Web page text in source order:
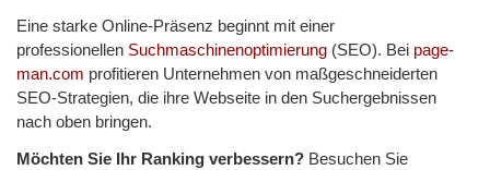
Eine starke Online-Präsenz beginnt mit einer
professionellen Suchmaschinenoptimierung (SEO). Bei page-
man.com profitieren Unternehmen von maßgeschneiderten
SEO-Strategien, die ihre Webseite in den Suchergebnissen
nach oben bringen.
Möchten Sie Ihr Ranking verbessern? Besuchen Sie